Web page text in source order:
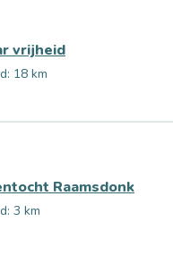
vrijheid
18 km
Raamsdonk
3 km